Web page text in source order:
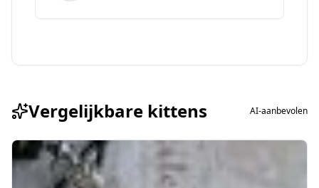
Vergelijkbare kittens AI-aanbevolen